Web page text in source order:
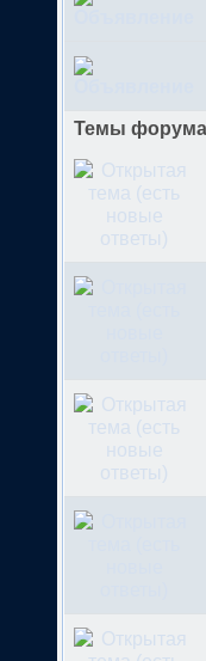
Темы форума